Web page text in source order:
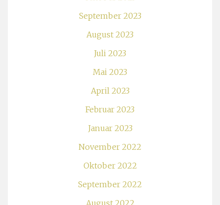
September 2023
August 2023
Juli 2023
Mai 2023
April 2023
Februar 2023
Januar 2023
November 2022
Oktober 2022
September 2022
August 2022